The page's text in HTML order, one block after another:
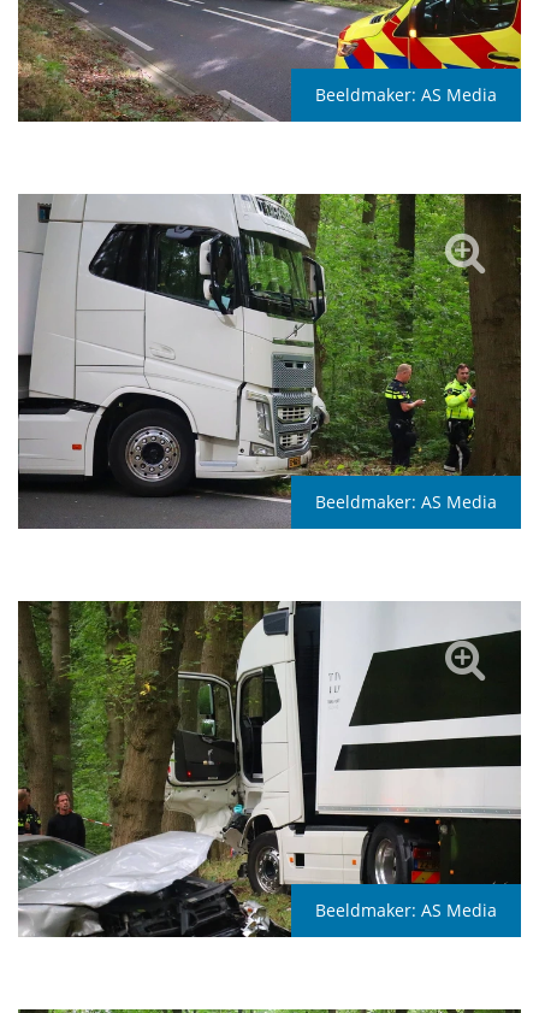
Beeldmaker: AS Media
Beeldmaker: AS Media
Beeldmaker: AS Media